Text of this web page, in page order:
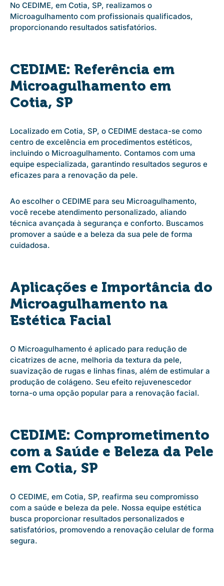
No CEDIME, em Cotia, SP, realizamos o
Microagulhamento com profissionais qualificados,
proporcionando resultados satisfatórios.
CEDIME: Referência em
Microagulhamento em
Cotia, SP
Localizado em Cotia, SP, o CEDIME destaca-se como
centro de excelência em procedimentos estéticos,
incluindo o Microagulhamento. Contamos com uma
equipe especializada, garantindo resultados seguros e
eficazes para a renovação da pele.
Ao escolher o CEDIME para seu Microagulhamento,
você recebe atendimento personalizado, aliando
técnica avançada à segurança e conforto. Buscamos
promover a saúde e a beleza da sua pele de forma
cuidadosa.
Aplicações e Importância do
Microagulhamento na
Estética Facial
O Microagulhamento é aplicado para redução de
cicatrizes de acne, melhoria da textura da pele,
suavização de rugas e linhas finas, além de estimular a
produção de colágeno. Seu efeito rejuvenescedor
torna-o uma opção popular para a renovação facial.
CEDIME: Comprometimento
com a Saúde e Beleza da Pele
em Cotia, SP
O CEDIME, em Cotia, SP, reafirma seu compromisso
com a saúde e beleza da pele. Nossa equipe estética
busca proporcionar resultados personalizados e
satisfatórios, promovendo a renovação celular de forma
segura.